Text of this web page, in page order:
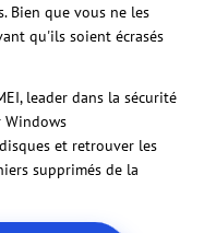
Bien que vous ne les
qu'ils soient écrasés
leader dans la sécurité
Windows
et retrouver les
supprimés de la